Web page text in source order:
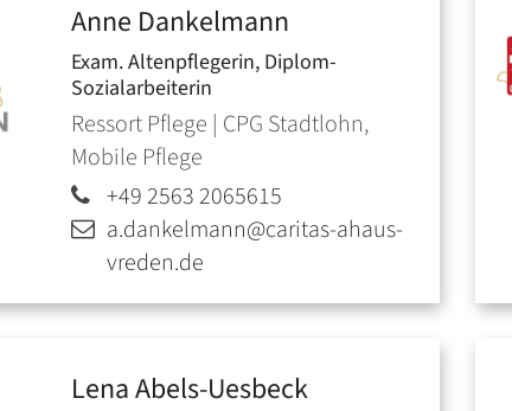
Anne Dankelmann
Exam. Altenpflegerin, Diplom-
Sozialarbeiterin
Ressort Pflege | CPG Stadtlohn,
Mobile Pflege
+49 2563 2065615
a.dankelmann@caritas-ahaus-
vreden.de
LenaAbels-Uesbeck